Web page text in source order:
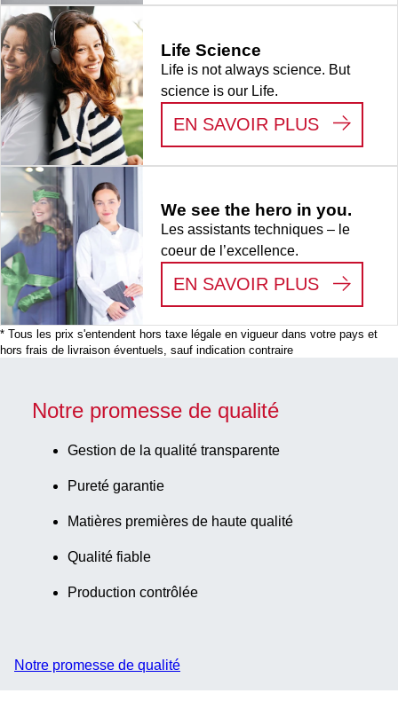
Life Science
Life is not always science. But
science is our Life.
EN SAVOIR PLUS: LIFE
We see the hero in you.
Les assistants techniques – le
coeur de l’excellence.
EN SAVOIR PLUS: WE
* Tous les prix s'entendent hors taxe légale en vigueur dans votre pays et
hors frais de livraison éventuels, sauf indication contraire
Notre promesse de qualité
Gestion de la qualité transparente
Pureté garantie
Matières premières de haute qualité
Qualité fiable
Production contrôlée
Notre promesse de qualité